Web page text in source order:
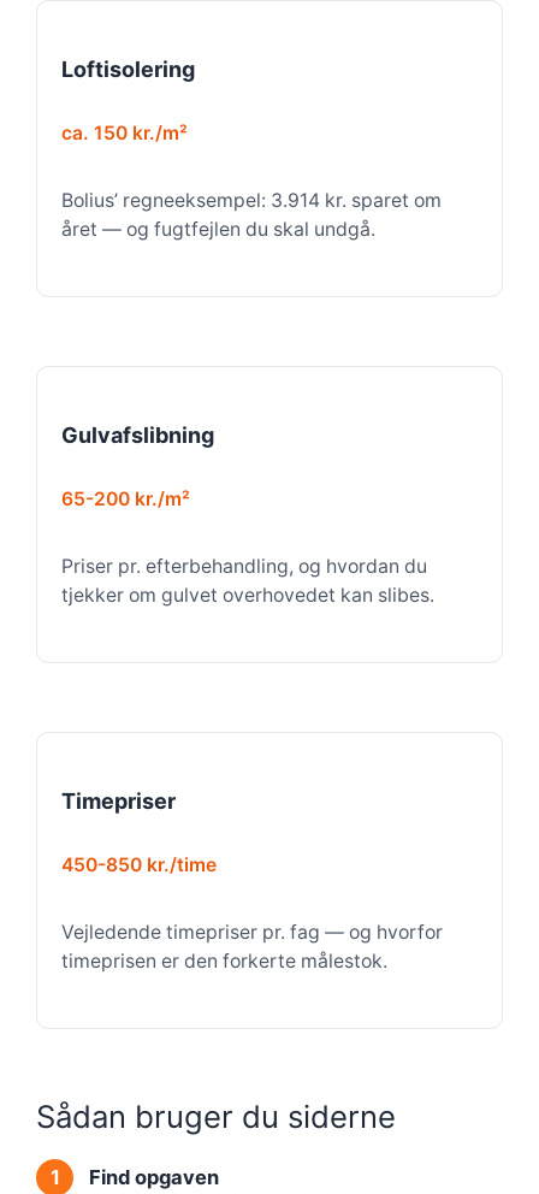
Loftisolering
ca. 150 kr./m²
Bolius’ regneeksempel: 3.914 kr. sparet om
året — og fugtfejlen du skal undgå.
Gulvafslibning
65-200 kr./m²
Priser pr. efterbehandling, og hvordan du
tjekker om gulvet overhovedet kan slibes.
Timepriser
450-850 kr./time
Vejledende timepriser pr. fag — og hvorfor
timeprisen er den forkerte målestok.
Sådan bruger du siderne
Find opgaven